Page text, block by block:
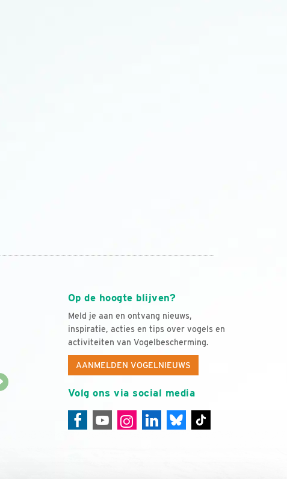
Op de hoogte blijven?
Meld je aan en ontvang nieuws,
inspiratie, acties en tips over vogels en
activiteiten van Vogelbescherming.
AANMELDEN VOGELNIEUWS
Volg ons via social media